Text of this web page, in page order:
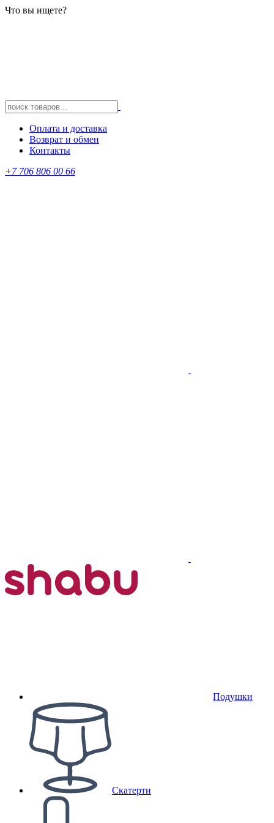
Что вы ищете?
Оплата и доставка
Возврат и обмен
Контакты
+7 706 806 00 66
Подушки
Скатерти